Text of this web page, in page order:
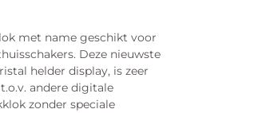
met name geschikt voor
Deze nieuwste
helder display, is zeer
andere digitale
zonder speciale